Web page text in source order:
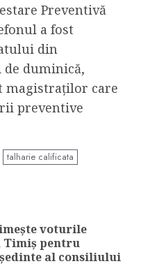
Preventivă
a fost
din
duminică,
magistraților care
preventive
talharie calificata
voturile
pentru
al consiliului